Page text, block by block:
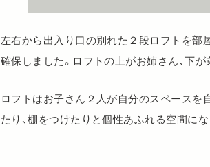
左右から出入り口の別れた２段ロフトを部
確保しました。ロフトの上がお姉さん、下
ロフトはお子さん２人が自分のスペースを
たり、棚をつけたりと個性あふれる空間に